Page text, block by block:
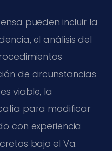
pueden incluir la
el análisis del
de circunstancias
viable, la
para modificar
con experiencia
bajo el Va.